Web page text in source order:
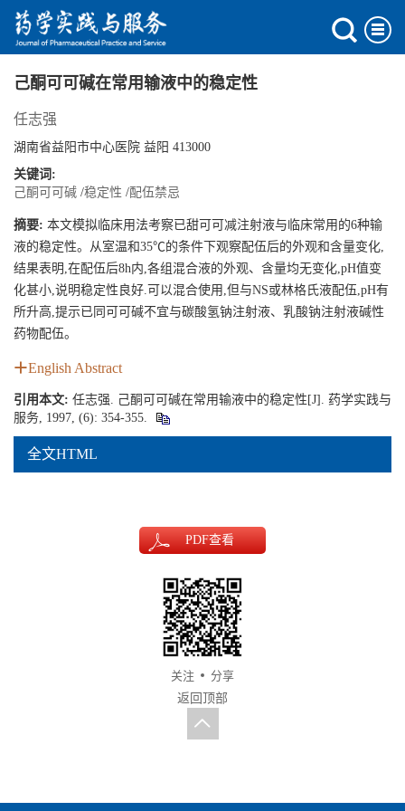
己酮可可碱在常用输液中的稳定性
任志强
湖南省益阳市中心医院 益阳 413000
关键词:
己酮可可碱 /稳定性 /配伍禁忌
摘要: 本文模拟临床用法考察已甜可可减注射液与临床常用的6种输
液的稳定性。从室温和35℃的条件下观察配伍后的外观和含量变化,
结果表明,在配伍后8h内,各组混合液的外观、含量均无变化,pH值变
化甚小,说明稳定性良好.可以混合使用,但与NS或林格氏液配伍,pH有
所升高,提示已同可可碱不宜与碳酸氢钠注射液、乳酸钠注射液碱性
药物配伍。
English Abstract
引用本文: 任志强. 己酮可可碱在常用输液中的稳定性[J]. 药学实践与
服务, 1997, (6): 354-355.
全文HTML
PDF查看
关注
分享
返回顶部